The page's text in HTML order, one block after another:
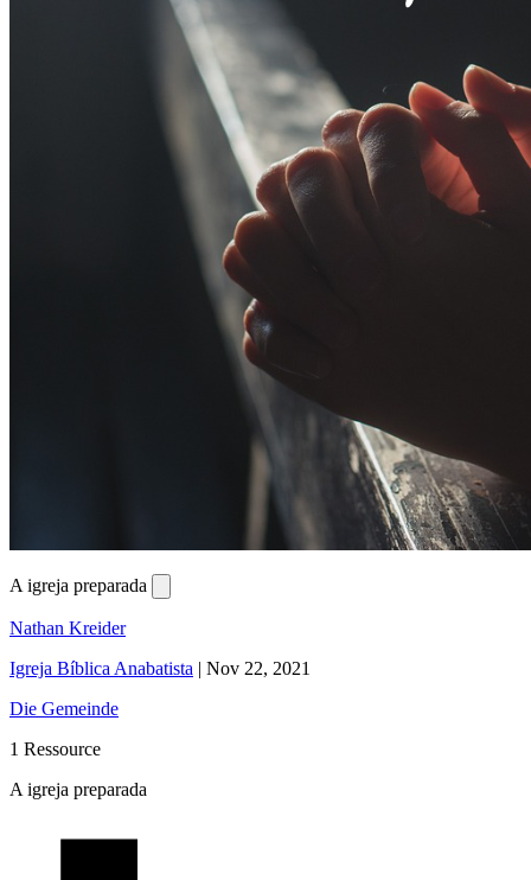
A igreja preparada
Nathan Kreider
Igreja Bíblica Anabatista | Nov 22, 2021
Die Gemeinde
1 Ressource
A igreja preparada